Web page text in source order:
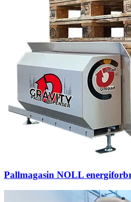
Pallmagasin NOLL